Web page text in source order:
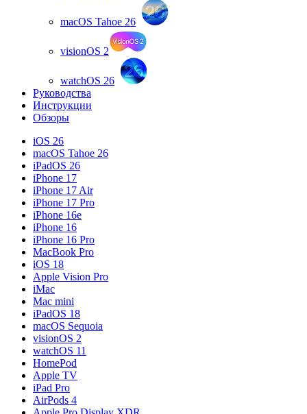
macOS Tahoe 26
visionOS 2
watchOS 26
Руководства
Инструкции
Обзоры
iOS 26
macOS Tahoe 26
iPadOS 26
iPhone 17
iPhone 17 Air
iPhone 17 Pro
iPhone 16e
iPhone 16
iPhone 16 Pro
MacBook Pro
iOS 18
Apple Vision Pro
iMac
Mac mini
iPadOS 18
macOS Sequoia
visionOS 2
watchOS 11
HomePod
Apple TV
iPad Pro
AirPods 4